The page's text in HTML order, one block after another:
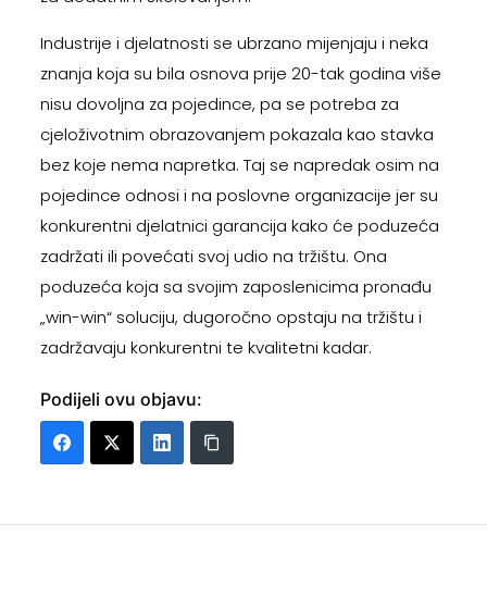
Industrije i djelatnosti se ubrzano mijenjaju i neka
znanja koja su bila osnova prije 20-tak godina više
nisu dovoljna za pojedince, pa se potreba za
cjeloživotnim obrazovanjem pokazala kao stavka
bez koje nema napretka. Taj se napredak osim na
pojedince odnosi i na poslovne organizacije jer su
konkurentni djelatnici garancija kako će poduzeća
zadržati ili povećati svoj udio na tržištu. Ona
poduzeća koja sa svojim zaposlenicima pronađu
„win-win“ soluciju, dugoročno opstaju na tržištu i
zadržavaju konkurentni te kvalitetni kadar.
Podijeli ovu objavu: